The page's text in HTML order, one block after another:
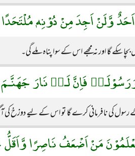
اَحَدٌ وَّلَنْ اَجِدَ مِنْ دُوْنِهٖ مُلْتَحَدًا
بچا سکے گا اور نہ مجھے اس کے سوا پناہ ملے گی۔
فَاِنَّ لَـهٝ نَارَ جَهَنَّـمَ
اس کے رسول کی نافرمانی کرے گا تو اس کے لیے
مَنْ اَضْعَفُ نَاصِرًا